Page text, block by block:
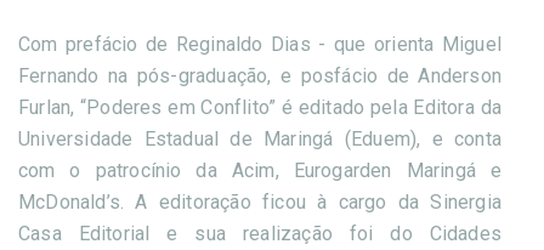
Com prefácio de Reginaldo Dias - que orienta Miguel
Fernando na pós-graduação, e posfácio de Anderson
Furlan, “Poderes em Conflito” é editado pela Editora da
Universidade Estadual de Maringá (Eduem), e conta
com o patrocínio da Acim, Eurogarden Maringá e
McDonald’s. A editoração ficou à cargo da Sinergia
Casa Editorial e sua realização foi do Cidades